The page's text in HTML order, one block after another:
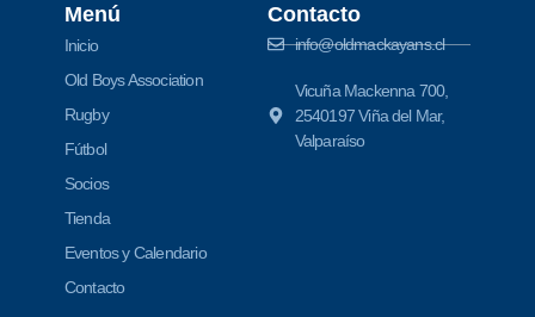
Menú
Inicio
Old Boys Association
Rugby
Fútbol
Socios
Tienda
Eventos y Calendario
Contacto
Contacto
info@oldmackayans.cl
Vicuña Mackenna 700,
2540197 Viña del Mar,
Valparaíso